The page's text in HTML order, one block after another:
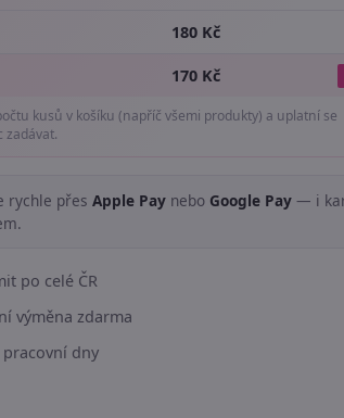
180 Kč
170 Kč
kusů v košíku (napříč všemi produkty) a uplatní se
zadávat.
rychle přes Apple Pay nebo Google Pay — i
po celé ČR
výměna zdarma
pracovní dny